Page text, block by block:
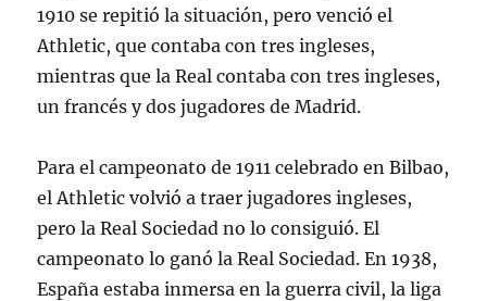
1910 se repitió la situación, pero venció el
Athletic, que contaba con tres ingleses,
mientras que la Real contaba con tres ingleses,
un francés y dos jugadores de Madrid.
Para el campeonato de 1911 celebrado en Bilbao,
el Athletic volvió a traer jugadores ingleses,
pero la Real Sociedad no lo consiguió. El
campeonato lo ganó la Real Sociedad. En 1938,
España estaba inmersa en la guerra civil, la liga